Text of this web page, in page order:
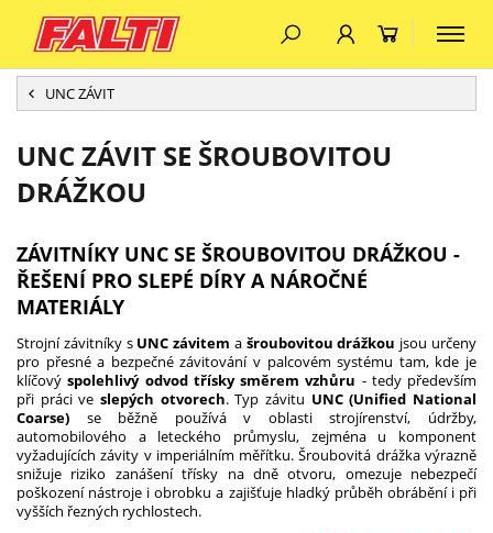
UNC ZÁVIT
UNC ZÁVIT SE ŠROUBOVITOU
DRÁŽKOU
ZÁVITNÍKY UNC SE ŠROUBOVITOU DRÁŽKOU -
ŘEŠENÍ PRO SLEPÉ DÍRY A NÁROČNÉ
MATERIÁLY
Strojní závitníky s UNC závitem a šroubovitou drážkou jsou určeny
pro přesné a bezpečné závitování v palcovém systému tam, kde je
klíčovýspolehlivý odvod třísky směrem vzhůru - tedy především
při práci ve slepých otvorech. Typ závitu UNC (Unified National
Coarse) se běžně používá v oblasti strojírenství, údržby,
automobilového a leteckého průmyslu, zejména u komponent
vyžadujících závity v imperiálním měřítku. Šroubovitá drážka výrazně
snižuje riziko zanášení třísky na dně otvoru, omezuje nebezpečí
poškození nástroje i obrobku a zajišťuje hladký průběh obrábění i při
vyšších řezných rychlostech.